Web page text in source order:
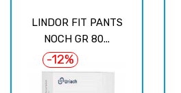
LINDOR FIT PANTS
NOCH GR 80...
-12%